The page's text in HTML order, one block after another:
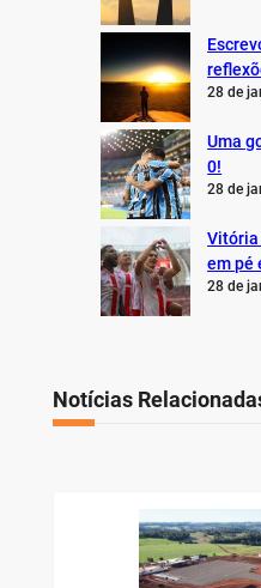
28 de
Uma
0!
28 de
Vitória
em pé
28 de
Notícias